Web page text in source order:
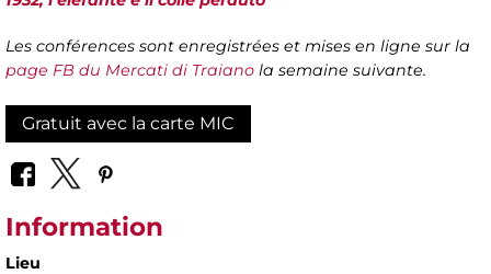
Les conférences sont enregistrées et mises en ligne sur la
page FB du Mercati di Traiano la semaine suivante.
Gratuit avec la carte MIC
Information
Lieu